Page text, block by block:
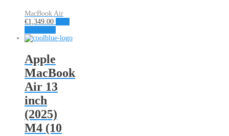
MacBook Air
€1,349.00
Apple
MacBook
Air 13
inch
(2025)
M4 (10